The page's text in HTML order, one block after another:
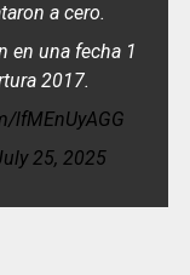
a cero.
en una fecha 1
2017.
lfMEnUyAGG
25, 2025